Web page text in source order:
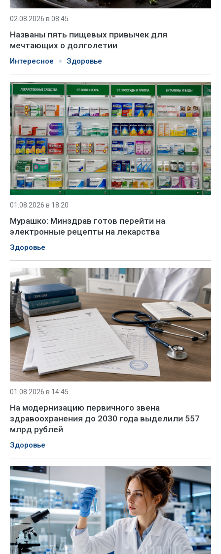
02.08.2026 в 08:45
Названы пять пищевых привычек для
мечтающих о долголетии
Интересное Здоровье
01.08.2026 в 18:20
Мурашко: Минздрав готов перейти на
электронные рецепты на лекарства
Здоровье
01.08.2026 в 14:45
На модернизацию первичного звена
здравоохранения до 2030 года выделили 557
млрд рублей
Здоровье